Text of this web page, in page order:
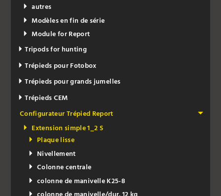
autres
Modèles en fin de série
Module for Report
Tripods for hunting
Trépieds pour Fotobox
Trépieds pour grands jumelles
Trépieds CEM
Configurateur Trépied Report
Extension simple 1_2 S
Plaque lisse
Nivellement
Colonne centrale
colonne de manivelle K25-8